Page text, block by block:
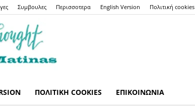
Συμβουλες Περισσοτερα English Version Πολιτική cookies
ΠΟΛΙΤΙΚΉ COOKIES ΕΠΙΚΟΙΝΩΝΙΑ